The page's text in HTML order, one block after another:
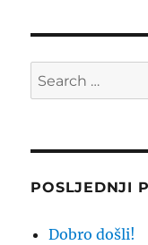
Search
for:
POSLJEDNJI
Dobro došli!